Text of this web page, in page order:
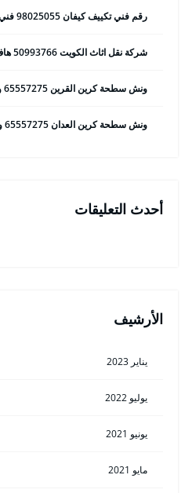
رقم فني تكييف كيفان 98025055 فني تكييف مركزي 24 ساعة
شركة نقل اثاث الكويت 50993766 هاف لوري وانيت نقل عفش
ونش سطحة كرين القرين 65557275 ونش سحب وانقاذ سيارات
ونش سطحة كرين العدان 65557275 ونش سحب وانقاذ سيارات
أحدث التعليقات
الأرشيف
يناير 2023
يوليو 2022
يونيو 2021
مايو 2021